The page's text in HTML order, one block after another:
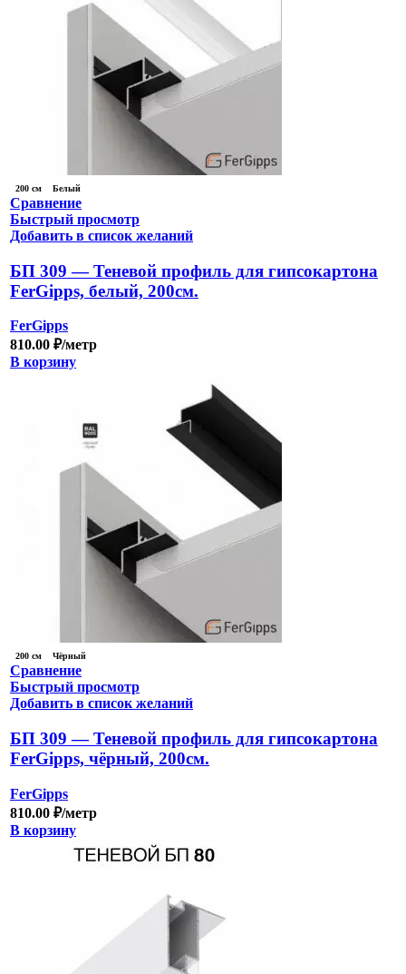
200 см Белый
Сравнение
Быстрый просмотр
Добавить в список желаний
БП 309 — Теневой профиль для гипсокартона
FerGipps, белый, 200см.
FerGipps
810.00 ₽/метр
В корзину
200 см Чёрный
Сравнение
Быстрый просмотр
Добавить в список желаний
БП 309 — Теневой профиль для гипсокартона
FerGipps, чёрный, 200см.
FerGipps
810.00 ₽/метр
В корзину